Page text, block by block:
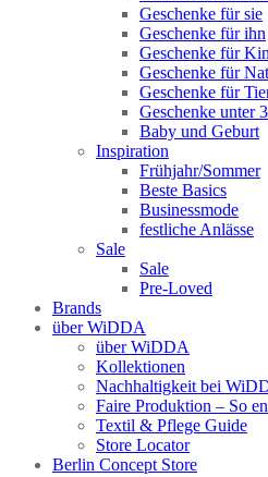
Geschenke für sie
Geschenke für ihn
Geschenke für
Geschenke für
Geschenke für
Geschenke unter
Baby und Geburt
Inspiration
Frühjahr/Sommer
Beste Basics
Businessmode
festliche Anlässe
Sale
Sale
Pre-Loved
Brands
über WiDDA
über WiDDA
Kollektionen
Nachhaltigkeit bei
Faire Produktion – So
Textil & Pflege Guide
Store Locator
Berlin Concept Store